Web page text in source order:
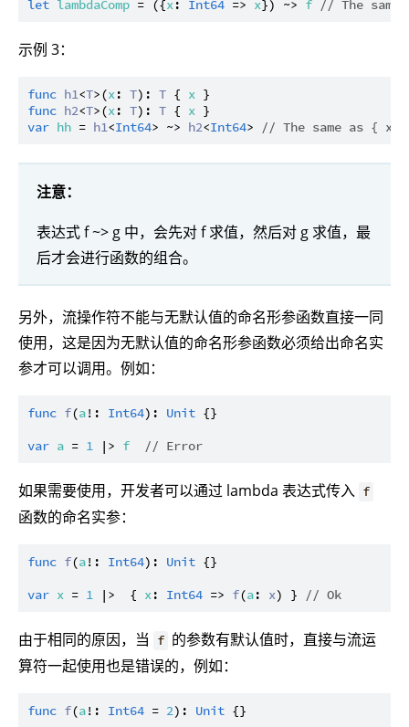
let lambdaComp = ({x: Int64 => x}) ~> f // The
示例 3：
func h1<T>(x: T): T { x
func h2<T>(x: T): T { x
var hh = h1<Int64> ~> h2<Int64> // The same as { x:
注意：
表达式 f ~> g 中，会先对 f 求值，然后对 g 求值，最
后才会进行函数的组合。
另外，流操作符不能与无默认值的命名形参函数直接一同
使用，这是因为无默认值的命名形参函数必须给出命名实
参才可以调用。例如：
func f(a!: Int64): Unit {}
var a = 1 |> f // Error
如果需要使用，开发者可以通过 lambda 表达式传入 f
函数的命名实参：
func f(a!: Int64): Unit {}
var x = 1 |>  { x: Int64 => f(a: x) } // Ok
由于相同的原因，当 f 的参数有默认值时，直接与流运
算符一起使用也是错误的，例如：
func f(a!: Int64 = 2): Unit {}